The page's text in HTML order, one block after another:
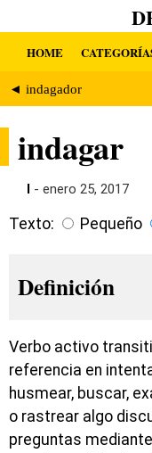
HOME
◄ indagador
indagar
I - enero 25, 2017
Texto: Pequeño
Definición
Verbo activo
referencia en
husmear, buscar,
o rastrear algo
preguntas